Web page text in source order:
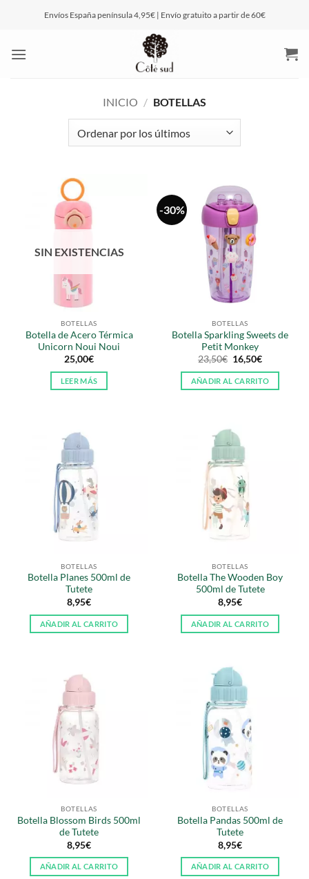
Envíos España península 4,95€ | Envío gratuito a partir de 60€
INICIO / BOTELLAS
SIN EXISTENCIAS
BOTELLAS
Botella de Acero Térmica
Unicorn Noui Noui
25,00€
LEER MÁS
-30%
BOTELLAS
Botella Sparkling Sweets de
Petit Monkey
23,50€ El
precio
original
era:
16,50€El
actual
es:
AÑADIR AL CARRITO
BOTELLAS
Botella Planes 500ml de
Tutete
8,95€
AÑADIR AL CARRITO
BOTELLAS
Botella The Wooden Boy
500ml de Tutete
8,95€
AÑADIR AL CARRITO
BOTELLAS
Botella Blossom Birds 500ml
de Tutete
8,95€
AÑADIR AL CARRITO
BOTELLAS
Botella Pandas 500ml de
Tutete
8,95€
AÑADIR AL CARRITO